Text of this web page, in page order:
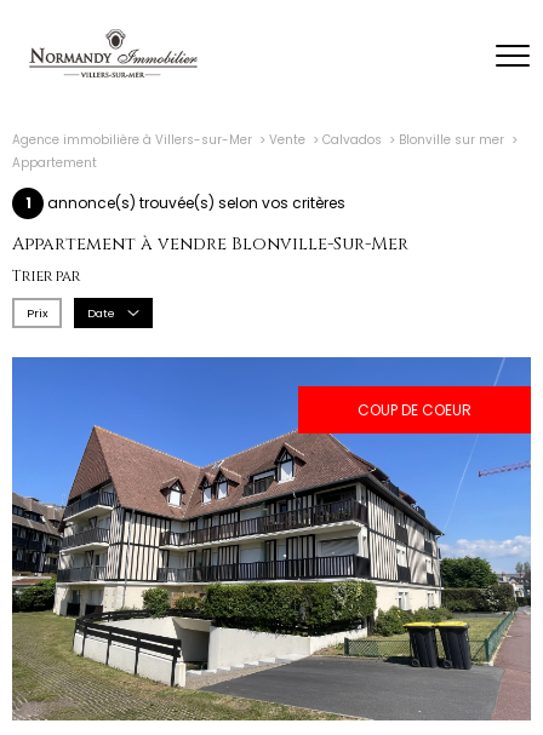
Agence immobilière à Villers-sur-Mer Vente Calvados
Blonville sur mer
Appartement
1 annonce(s) trouvée(s) selon vos critères
Appartement à vendre Blonville-Sur-Mer
Trier par
Prix Date
COUP DE COEUR
voir le
bien